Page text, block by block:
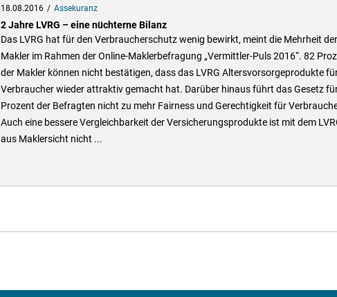
18.08.2016 Assekuranz
2 Jahre LVRG – eine nüchterne Bilanz
Das LVRG hat für den Verbraucherschutz wenig bewirkt, meint die Mehrheit der
Makler im Rahmen der Online-Maklerbefragung „Vermittler-Puls 2016“. 82
der Makler können nicht bestätigen, dass das LVRG Altersvorsorgeprodukte
Verbraucher wieder attraktiv gemacht hat. Darüber hinaus führt das Gesetz
Prozent der Befragten nicht zu mehr Fairness und Gerechtigkeit für
Auch eine bessere Vergleichbarkeit der Versicherungsprodukte ist mit dem
aus Maklersicht nicht ...